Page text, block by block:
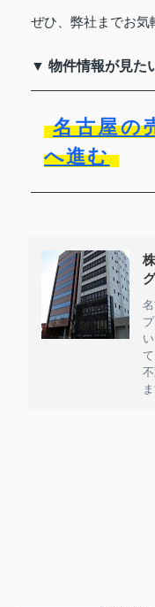
ぜひ、弊社までお気
▼ 物件情報が見た
名古屋の
へ進む